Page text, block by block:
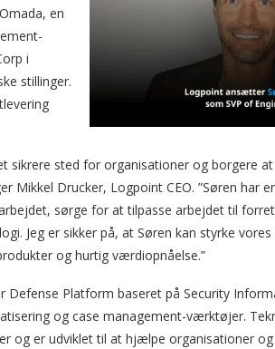
en
i
stillinger.
sikrere sted for organisationer og borgere
Mikkel Drucker, Logpoint CEO. ”Søren har
sørge for at tilpasse arbejdet til
Jeg er sikker på, at Søren kan styrke
og hurtig værdiopnåelse.”
Platform baseret på Security
og case management-værktøjer.
og er udviklet til at hjælpe organisationer